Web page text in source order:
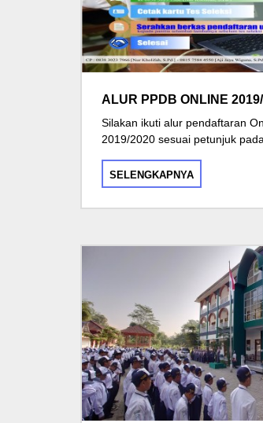
ALUR PPDB ONLINE
Silakan ikuti alur pendaftaran
2019/2020 sesuai petunjuk
SELENGKAPNYA